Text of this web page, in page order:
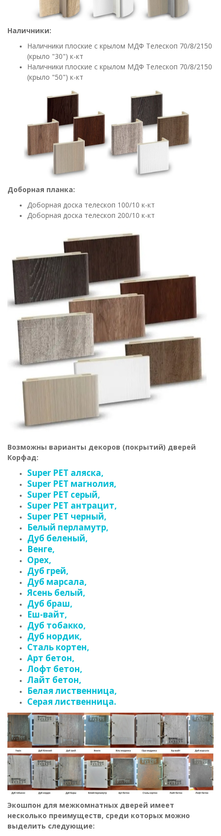
Наличники:
Наличники плоские с крылом МДФ Телескоп 70/8/2150
(крыло "30") к-кт
Наличники плоские с крылом МДФ Телескоп 70/8/2150
(крыло "50") к-кт
Доборная планка:
Доборная доска телескоп 100/10 к-кт
Доборная доска телескоп 200/10 к-кт
Возможны варианты декоров (покрытий) дверей
Корфад:
Super PET аляска,
Super PET магнолия,
Super PET серый,
Super PET антрацит,
Super PET черный,
Белый перламутр,
Дуб беленый,
Венге,
Орех,
Дуб грей,
Дуб марсала,
Ясень белый,
Дуб браш,
Еш-вайт,
Дуб тобакко,
Дуб нордик,
Сталь кортен,
Арт бетон,
Лофт бетон,
Лайт бетон,
Белая лиственница,
Серая лиственница.
Экошпон для межкомнатных дверей имеет
несколько преимуществ, среди которых можно
выделить следующие: